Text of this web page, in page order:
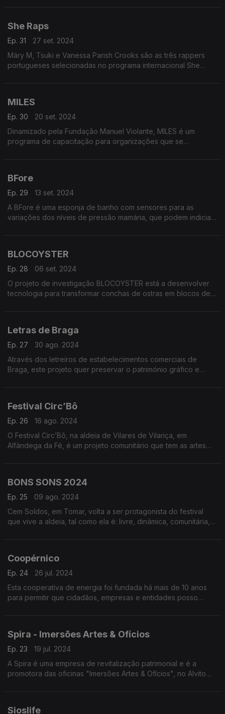
She Raps
Ep. 31
27 set. 2024
Máry M, Tsuki e Vanessa Parish Crooks são as três rappers
portugueses selecionadas no programa internacional She
MILES
Ep. 30
20 set. 2024
Dinamizado pela Fundação Manuel Violante, MILES é um
programa de capacitação para organizações que se
BFore
Ep. 29
13 set. 2024
A BFore é uma esponja de banho com sensores para as
variações dos níveis de pressão mamária, que podem indiciar
BLOCOYSTER
Ep. 28
06 set. 2024
O projeto de investigação BLOCOYSTER está a desenvolver
tecnologia para transformar conchas de ostras em blocos de
Letras de Braga
Ep. 27
30 ago. 2024
Através dos letreiros de estabelecimentos comerciais de
Braga, este projeto quer preservar o património gráfico e
Festival Circ’Bô
Ep. 26
16 ago. 2024
O Festival Circ’Bô, na aldeia de Vilares de Vilariça, em
Alfândega da Fé, é um projeto comunitário que tem as artes
BONS SONS 2024
Ep. 25
09 ago. 2024
Cem Soldos, em Tomar, volta a ser protagonista do festival
que vive a aldeia, tal como ela é: livre, dinâmica, comunitária,
Coopérnico
Ep. 24
26 jul. 2024
Esta cooperativa de energia foi fundada há mais de 10 anos
para permitir que cidadãos, empresas e entidades posso
Spira - Imersões Artes & Ofícios
Ep. 23
19 jul. 2024
A Spira é uma empresa de revitalização patrimonial e é a
promotora das oficinas "Imersões Artes & Ofícios", no Alvito
Sioslife